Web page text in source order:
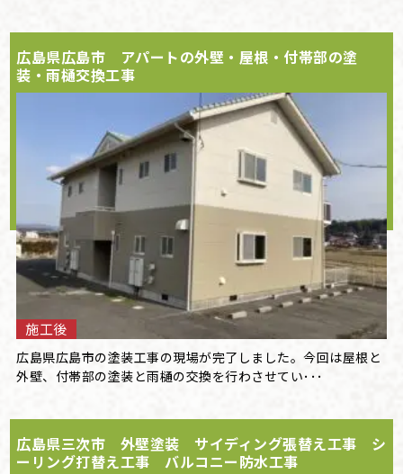
広島県広島市 アパートの外壁・屋根・付帯部の塗
装・雨樋交換工事
施工後
広島県広島市の塗装工事の現場が完了しました。今回は屋根と
外壁、付帯部の塗装と雨樋の交換を行わさせてい･･･
広島県三次市 外壁塗装 サイディング張替え工事 シ
ーリング打替え工事 バルコニー防水工事